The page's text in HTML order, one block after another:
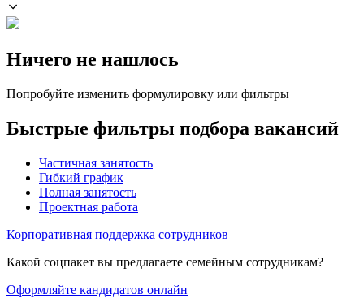
Ничего не нашлось
Попробуйте изменить формулировку или фильтры
Быстрые фильтры подбора вакансий
Частичная занятость
Гибкий график
Полная занятость
Проектная работа
Корпоративная поддержка сотрудников
Какой соцпакет вы предлагаете семейным сотрудникам?
Оформляйте кандидатов онлайн